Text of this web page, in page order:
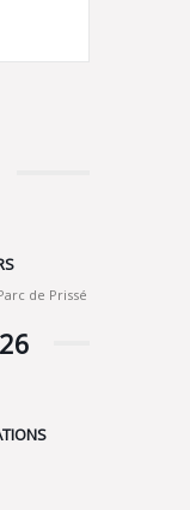
de Prissé